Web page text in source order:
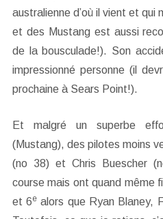
australienne d’où il vient et
et des Mustang est aussi
de la bousculade!). Son
impressionné personne (il
prochaine à Sears Point!).
Et malgré un superbe
(Mustang), des pilotes moins
(no 38) et Chris Buescher
course mais ont quand même
et 6e alors que Ryan Blaney,